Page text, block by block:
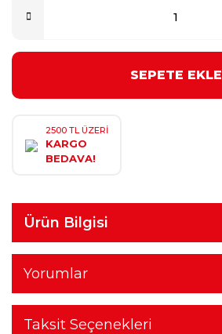
SEPETE EKLE
2500 TL ÜZERİ
KARGO
BEDAVA!
Ürün Bilgisi
Yorumlar
Taksit Seçenekleri